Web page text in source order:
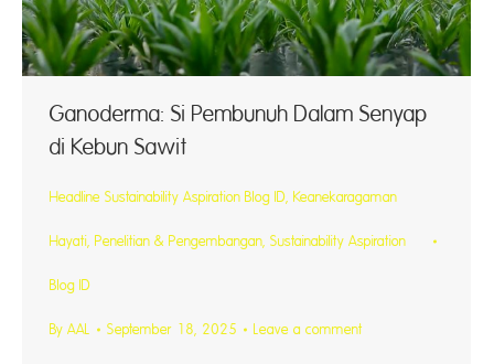
Ganoderma: Si Pembunuh Dalam Senyap
di Kebun Sawit
Headline Sustainability Aspiration Blog ID, Keanekaragaman
Hayati, Penelitian & Pengembangan, Sustainability Aspiration
Blog ID
By AAL September 18, 2025 Leave a comment